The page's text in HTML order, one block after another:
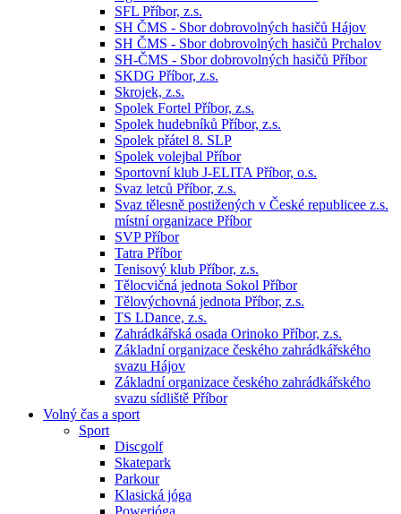
SFL Příbor, z.s.
SH ČMS - Sbor dobrovolných hasičů Hájov
SH ČMS - Sbor dobrovolných hasičů Prchalov
SH-ČMS - Sbor dobrovolných hasičů Příbor
SKDG Příbor, z.s.
Skrojek, z.s.
Spolek Fortel Příbor, z.s.
Spolek hudebníků Příbor, z.s.
Spolek přátel 8. SLP
Spolek volejbal Příbor
Sportovní klub J-ELITA Příbor, o.s.
Svaz letců Příbor, z.s.
Svaz tělesně postižených v České republicee z.s.
místní organizace Příbor
SVP Příbor
Tatra Příbor
Tenisový klub Příbor, z.s.
Tělocvičná jednota Sokol Příbor
Tělovýchovná jednota Příbor, z.s.
TS LDance, z.s.
Zahrádkářská osada Orinoko Příbor, z.s.
Základní organizace českého zahrádkářského
svazu Hájov
Základní organizace českého zahrádkářského
svazu sídliště Příbor
Volný čas a sport
Sport
Discgolf
Skatepark
Parkour
Klasická jóga
Powerjóga